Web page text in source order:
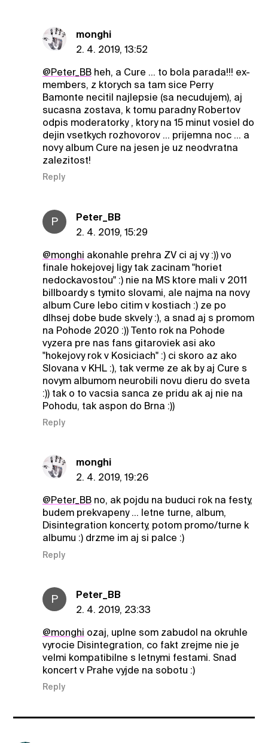
monghi
2. 4. 2019, 13:52
@Peter_BBheh, a Cure ... to bola parada!!! ex-
members, z ktorych sa tam sice Perry
Bamonte necitil najlepsie (sa necudujem), aj
sucasna zostava, k tomu paradny Robertov
odpis moderatorky , ktory na 15 minut vosiel do
dejin vsetkych rozhovorov ... prijemna noc ... a
novy album Cure na jesen je uz neodvratna
zalezitost!
Reply
P
Peter_BB
2. 4. 2019, 15:29
@monghi akonahle prehra ZV ci aj vy :)) vo
finale hokejovej ligy tak zacinam "horiet
nedockavostou" :) nie na MS ktore mali v 2011
billboardy s tymito slovami, ale najma na novy
album Cure lebo citim v kostiach :) ze po
dlhsej dobe bude skvely :), a snad aj s promom
na Pohode 2020 :)) Tento rok na Pohode
vyzera pre nas fans gitaroviek asi ako
"hokejovy rok v Kosiciach" :) ci skoro az ako
Slovana v KHL :), tak verme ze ak by aj Cure s
novym albumom neurobili novu dieru do sveta
:)) tak o to vacsia sanca ze pridu ak aj nie na
Pohodu, tak aspon do Brna :))
Reply
monghi
2. 4. 2019, 19:26
@Peter_BBno, ak pojdu na buduci rok na festy,
budem prekvapeny ... letne turne, album,
Disintegration koncerty, potom promo/turne k
albumu :) drzme im aj si palce :)
Reply
P
Peter_BB
2. 4. 2019, 23:33
@monghi ozaj, uplne som zabudol na okruhle
vyrocie Disintegration, co fakt zrejme nie je
velmi kompatibilne s letnymi festami. Snad
koncert v Prahe vyjde na sobotu :)
Reply